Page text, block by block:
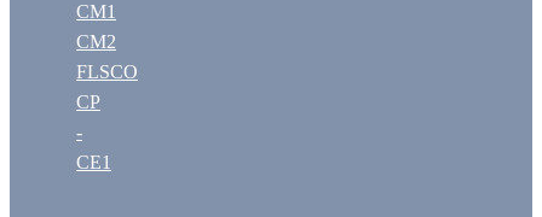
CM1
CM2
FLSCO
CP
-
CE1